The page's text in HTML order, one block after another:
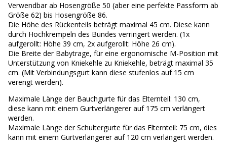
Verwendbar ab Hosengröße 50 (aber eine perfekte Passform ab
Größe 62) bis Hosengröße 86.
Die Höhe des Rückenteils beträgt maximal 45 cm. Diese kann
durch Hochkrempeln des Bundes verringert werden. (1x
aufgerollt: Höhe 39 cm, 2x aufgerollt: Höhe 26 cm).
Die Breite der Babytrage, für eine ergonomische M-Position mit
Unterstützung von Kniekehle zu Kniekehle, beträgt maximal 35
cm. (Mit Verbindungsgurt kann diese stufenlos auf 15 cm
verengt werden).
Maximale Länge der Bauchgurte für das Elternteil: 130 cm,
diese kann mit einem Gurtverlängerer auf 175 cm verlängert
werden.
Maximale Länge der Schultergurte für das Elternteil: 75 cm, dies
kann mit einem Gurtverlängerer auf 120 cm verlängert werden.